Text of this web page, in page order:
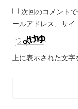
次回のコメント
ールアドレス、サイ
上に表示された文字